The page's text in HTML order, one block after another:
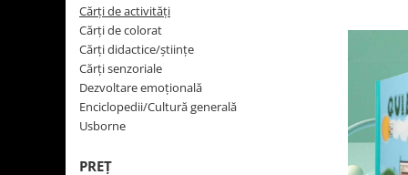
Cărţi de activităţi
Cărţi de colorat
Cărţi didactice/ştiinţe
Cărţi senzoriale
Dezvoltare emoţională
Enciclopedii/Cultură generală
Usborne
PREŢ